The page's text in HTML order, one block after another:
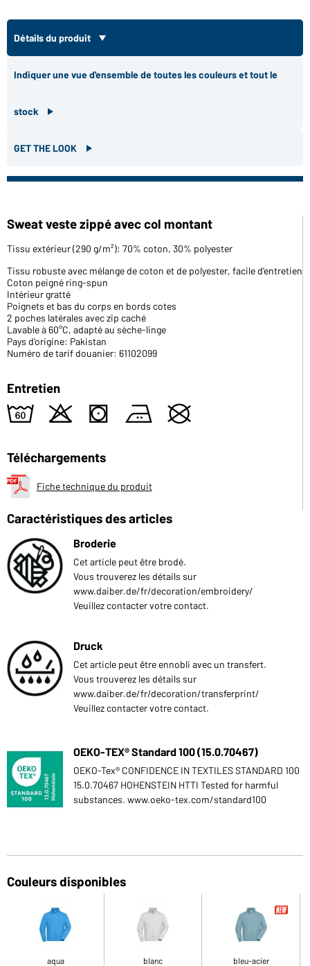
Détails du produit
Indiquer une vue d'ensemble de toutes les couleurs et tout le
stock
GET THE LOOK
Sweat veste zippé avec col montant
Tissu extérieur (290 g/m²): 70% coton, 30% polyester
Tissu robuste avec mélange de coton et de polyester, facile d'entretien
Coton peigné ring-spun
Intérieur gratté
Poignets et bas du corps en bords cotes
2 poches latérales avec zip caché
Lavable à 60°C, adapté au sèche-linge
Pays d'origine: Pakistan
Numéro de tarif douanier: 61102099
Entretien
4 o s b U
Téléchargements
Fiche technique du produit
Caractéristiques des articles
Broderie
Cet article peut être brodé.
Vous trouverez les détails sur
www.daiber.de/fr/decoration/embroidery/
Veuillez contacter votre contact.
Druck
Cet article peut être ennobli avec un transfert.
Vous trouverez les détails sur
www.daiber.de/fr/decoration/transferprint/
Veuillez contacter votre contact.
OEKO-TEX® Standard 100 (15.0.70467)
OEKO-Tex® CONFIDENCE IN TEXTILES STANDARD 100
15.0.70467 HOHENSTEIN HTTI Tested for harmful
substances. www.oeko-tex.com/standard100
Couleurs disponibles
aqua blanc bleu-acier